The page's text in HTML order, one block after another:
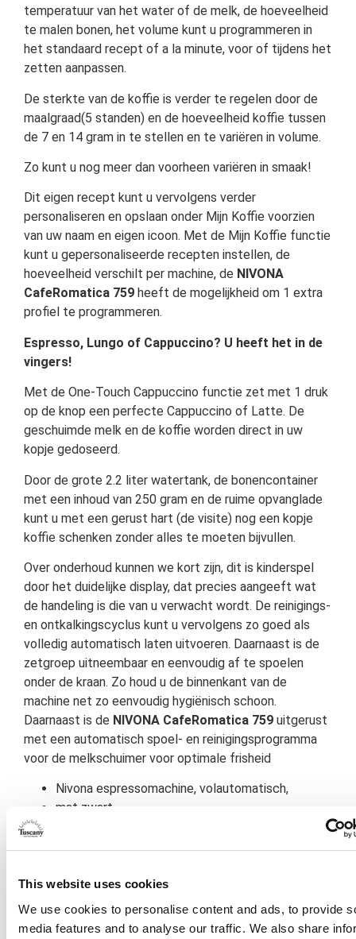
This website uses cookies
We use cookies to personalise content and ads, to provide
media features and to analyse our traffic. We also share
temperatuur van het water of de melk, de hoeveelheid
te malen bonen, het volume kunt u programmeren in
het standaard recept of a la minute, voor of tijdens het
zetten aanpassen.
De sterkte van de koffie is verder te regelen door de
maalgraad(5 standen) en de hoeveelheid koffie tussen
de 7 en 14 gram in te stellen en te variëren in volume.
Zo kunt u nog meer dan voorheen variëren in smaak!
Dit eigen recept kunt u vervolgens verder
personaliseren en opslaan onder Mijn Koffie voorzien
van uw naam en eigen icoon. Met de Mijn Koffie functie
kunt u gepersonaliseerde recepten instellen, de
hoeveelheid verschilt per machine, de NIVONA
CafeRomatica 759 heeft de mogelijkheid om 1 extra
profiel te programmeren.
Espresso, Lungo of Cappuccino? U heeft het in de
vingers!
Met de One-Touch Cappuccino functie zet met 1 druk
op de knop een perfecte Cappuccino of Latte. De
geschuimde melk en de koffie worden direct in uw
kopje gedoseerd.
Door de grote 2.2 liter watertank, de bonencontainer
met een inhoud van 250 gram en de ruime opvanglade
kunt u met een gerust hart (de visite) nog een kopje
koffie schenken zonder alles te moeten bijvullen.
Over onderhoud kunnen we kort zijn, dit is kinderspel
door het duidelijke display, dat precies aangeeft wat
de handeling is die van u verwacht wordt. De reinigings-
en ontkalkingscyclus kunt u vervolgens zo goed als
volledig automatisch laten uitvoeren. Daarnaast is de
zetgroep uitneembaar en eenvoudig af te spoelen
onder de kraan. Zo houd u de binnenkant van de
machine net zo eenvoudig hygiënisch schoon.
Daarnaast is de NIVONA CafeRomatica 759 uitgerust
met een automatisch spoel- en reinigingsprogramma
voor de melkschuimer voor optimale frisheid
Nivona espressomachine, volautomatisch,
mat zwart.
1 persoonlijk recept instelbaar,
bluetooth ingebouwd- voor gebruik via Nivona-
App,